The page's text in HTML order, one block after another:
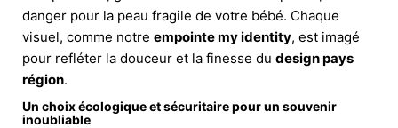
danger pour la peau fragile de votre bébé. Chaque
visuel, comme notre empointe my identity, est imagé
pour refléter la douceur et la finesse du design pays
région.
Un choix écologique et sécuritaire pour un souvenir
inoubliable